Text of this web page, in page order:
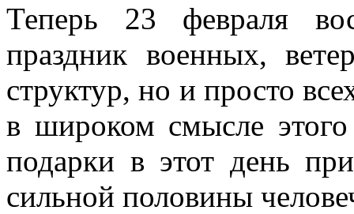
Теперь 23 февраля
праздник военных,
структур, но и просто
в широком смысле этого
подарки в этот день
сильной половины